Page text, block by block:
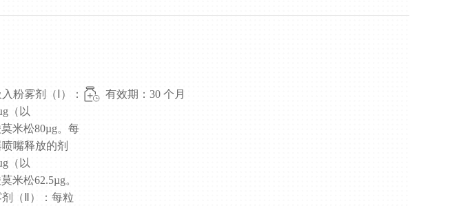
粉雾剂（Ⅰ）：
（以
米松80µg。每
嘴释放的剂
（以
米松62.5µg。
（Ⅱ）：每粒
有效期：30 个月